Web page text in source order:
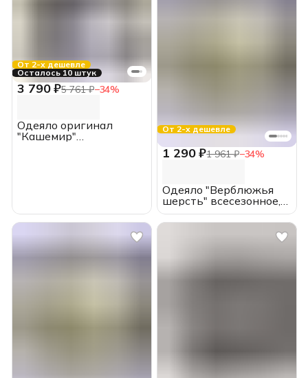
От 2-х дешевле
Осталось 10 штук
3 790 ₽5 761 ₽−34%
Одеяло оригинал
"Кашемир"
От 2-х дешевле
1 290 ₽1 961 ₽−34%
Одеяло "Верблюжья
шерсть" всесезонное,
хлопок, 1.5 спальное